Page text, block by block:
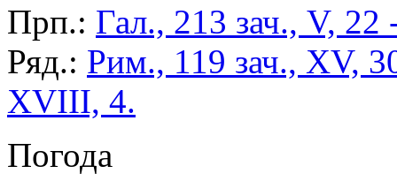
Прп.: Гал., 213 зач., V,
Ряд.: Рим., 119 зач., XV,
XVIII, 4.
Погода